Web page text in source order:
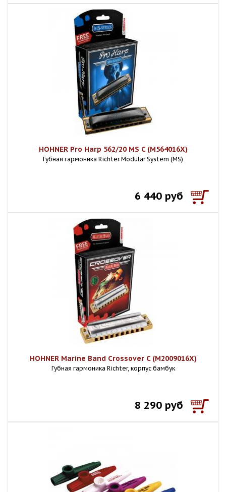
HOHNER Pro Harp 562/20 MS C (M564016X)
Губная гармоника Richter Modular System (MS)
6 440 руб
HOHNER Marine Band Crossover C (M2009016X)
Губная гармоника Richter, корпус бамбук
8 290 руб